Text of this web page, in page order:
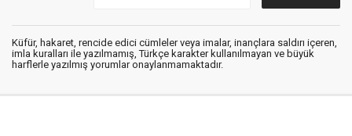
Küfür, hakaret, rencide edici cümleler veya imalar, inançlara saldırı içeren,
imla kuralları ile yazılmamış, Türkçe karakter kullanılmayan ve büyük
harflerle yazılmış yorumlar onaylanmamaktadır.